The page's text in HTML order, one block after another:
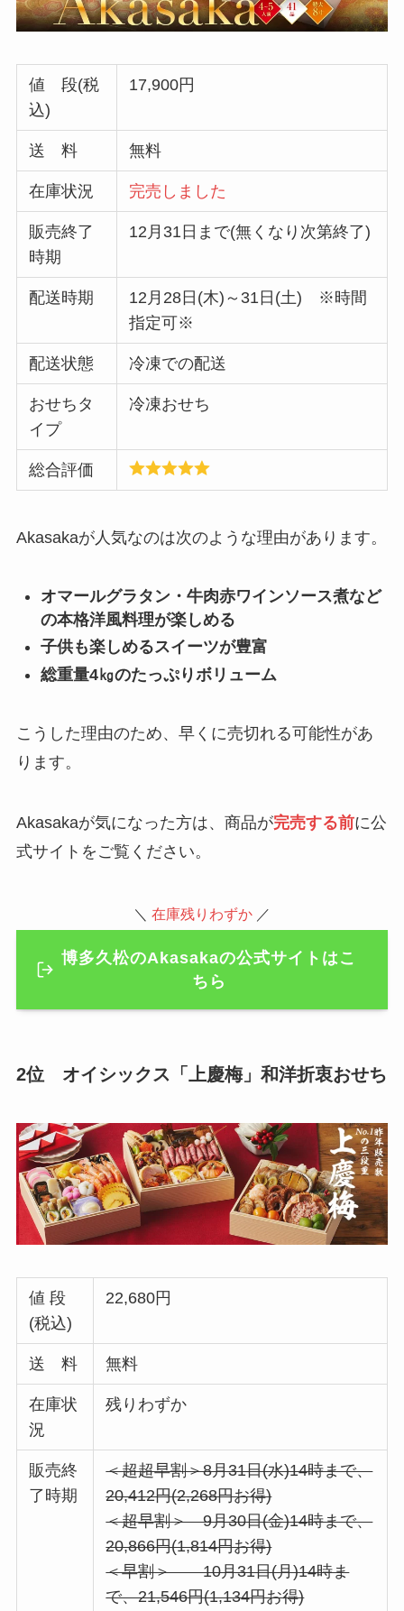
値 段(税
込)
17,900円
送 料 無料
在庫状況 完売しました
販売終了
時期
12月31日まで(無くなり次第終了)
配送時期
12月28日(木)～31日(土) ※時間
指定可※
配送状態 冷凍での配送
おせちタ
イプ
冷凍おせち
総合評価
Akasakaが人気なのは次のような理由があります。
オマールグラタン・牛肉赤ワインソース煮など
の本格洋風料理が楽しめる
子供も楽しめるスイーツが豊富
総重量4㎏のたっぷりボリューム
こうした理由のため、早くに売切れる可能性があ
ります。
Akasakaが気になった方は、商品が完売する前に公
式サイトをご覧ください。
＼ 在庫残りわずか ／
博多久松のAkasakaの公式サイトはこ
ちら
2位 オイシックス「上慶梅」和洋折衷おせち
値 段
(税込)
22,680円
送 料 無料
在庫状
況
残りわずか
販売終
了時期
＜超超早割＞8月31日(水)14時まで、
20,412円(2,268円お得)
＜超早割＞ 9月30日(金)14時まで、
20,866円(1,814円お得)
＜早割＞ 10月31日(月)14時ま
で、21,546円(1,134円お得)